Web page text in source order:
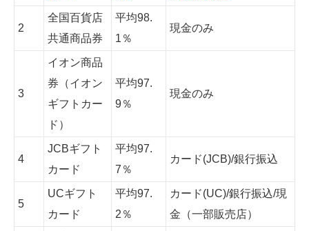
2
全国百貨店
共通商品券
平均98.
1％
現金のみ
3
イオン商品
券（イオン
ギフトカー
ド）
平均97.
9％
現金のみ
4
JCBギフト
カード
平均97.
7％
カード(JCB)/銀行振込
5
UCギフト
カード
平均97.
2％
カード(UC)/銀行振込/現
金（一部販売店）